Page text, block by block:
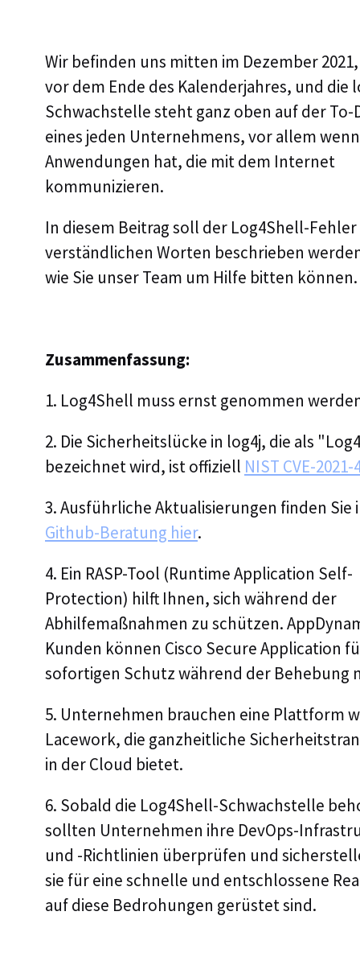
Wir befinden uns mitten im Dezember
vor dem Ende des Kalenderjahres, und die
Schwachstelle steht ganz oben auf der To-
eines jeden Unternehmens, vor allem
Anwendungen hat, die mit dem Internet
kommunizieren.
In diesem Beitrag soll der Log4Shell-Fehler
verständlichen Worten beschrieben
wie Sie unser Team um Hilfe bitten können.
Zusammenfassung:
1. Log4Shell muss ernst genommen
2. Die Sicherheitslücke in log4j, die als
bezeichnet wird, ist offiziell NIST CVE-2021-
3. Ausführliche Aktualisierungen finden Sie
Github-Beratung hier.
4. Ein RASP-Tool (Runtime Application Self-
Protection) hilft Ihnen, sich während der
Abhilfemaßnahmen zu schützen.
Kunden können Cisco Secure Application
sofortigen Schutz während der Behebung
5. Unternehmen brauchen eine Plattform
Lacework, die ganzheitliche
in der Cloud bietet.
6. Sobald die Log4Shell-Schwachstelle
sollten Unternehmen ihre DevOps-
und -Richtlinien überprüfen und
sie für eine schnelle und entschlossene
auf diese Bedrohungen gerüstet sind.